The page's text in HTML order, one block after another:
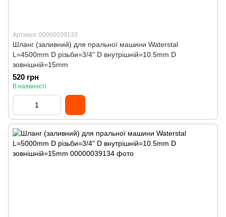
Артикул: 00000039133
Шланг (заливний) для пральної машини Waterstal
L=4500mm D різьби=3/4" D внутрішній=10.5mm D
зовнішній=15mm
520 грн
В наявності